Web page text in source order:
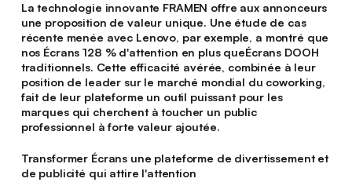
La technologie innovante FRAMEN offre aux annonceurs
une proposition de valeur unique. Une étude de cas
récente menée avec Lenovo, par exemple, a montré que
nos Écrans 128 % d'attention en plus queÉcrans DOOH
traditionnels. Cette efficacité avérée, combinée à leur
position de leader sur le marché mondial du coworking,
fait de leur plateforme un outil puissant pour les
marques qui cherchent à toucher un public
professionnel à forte valeur ajoutée.
Transformer Écrans une plateforme de divertissement et
de publicité qui attire l'attention